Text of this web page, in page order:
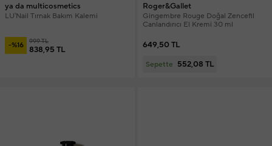
ya da multicosmetics
LU'Nail Tırnak Bakım Kalemi
-%16 999 TL
838,95 TL
Roger&Gallet
Gingembre Rouge Doğal Zencefil
Canlandırıcı El Kremi 30 ml
649,50 TL
Sepette 552,08 TL